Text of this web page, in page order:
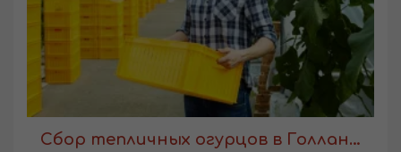
Сбор тепличных огурцов в Голландии